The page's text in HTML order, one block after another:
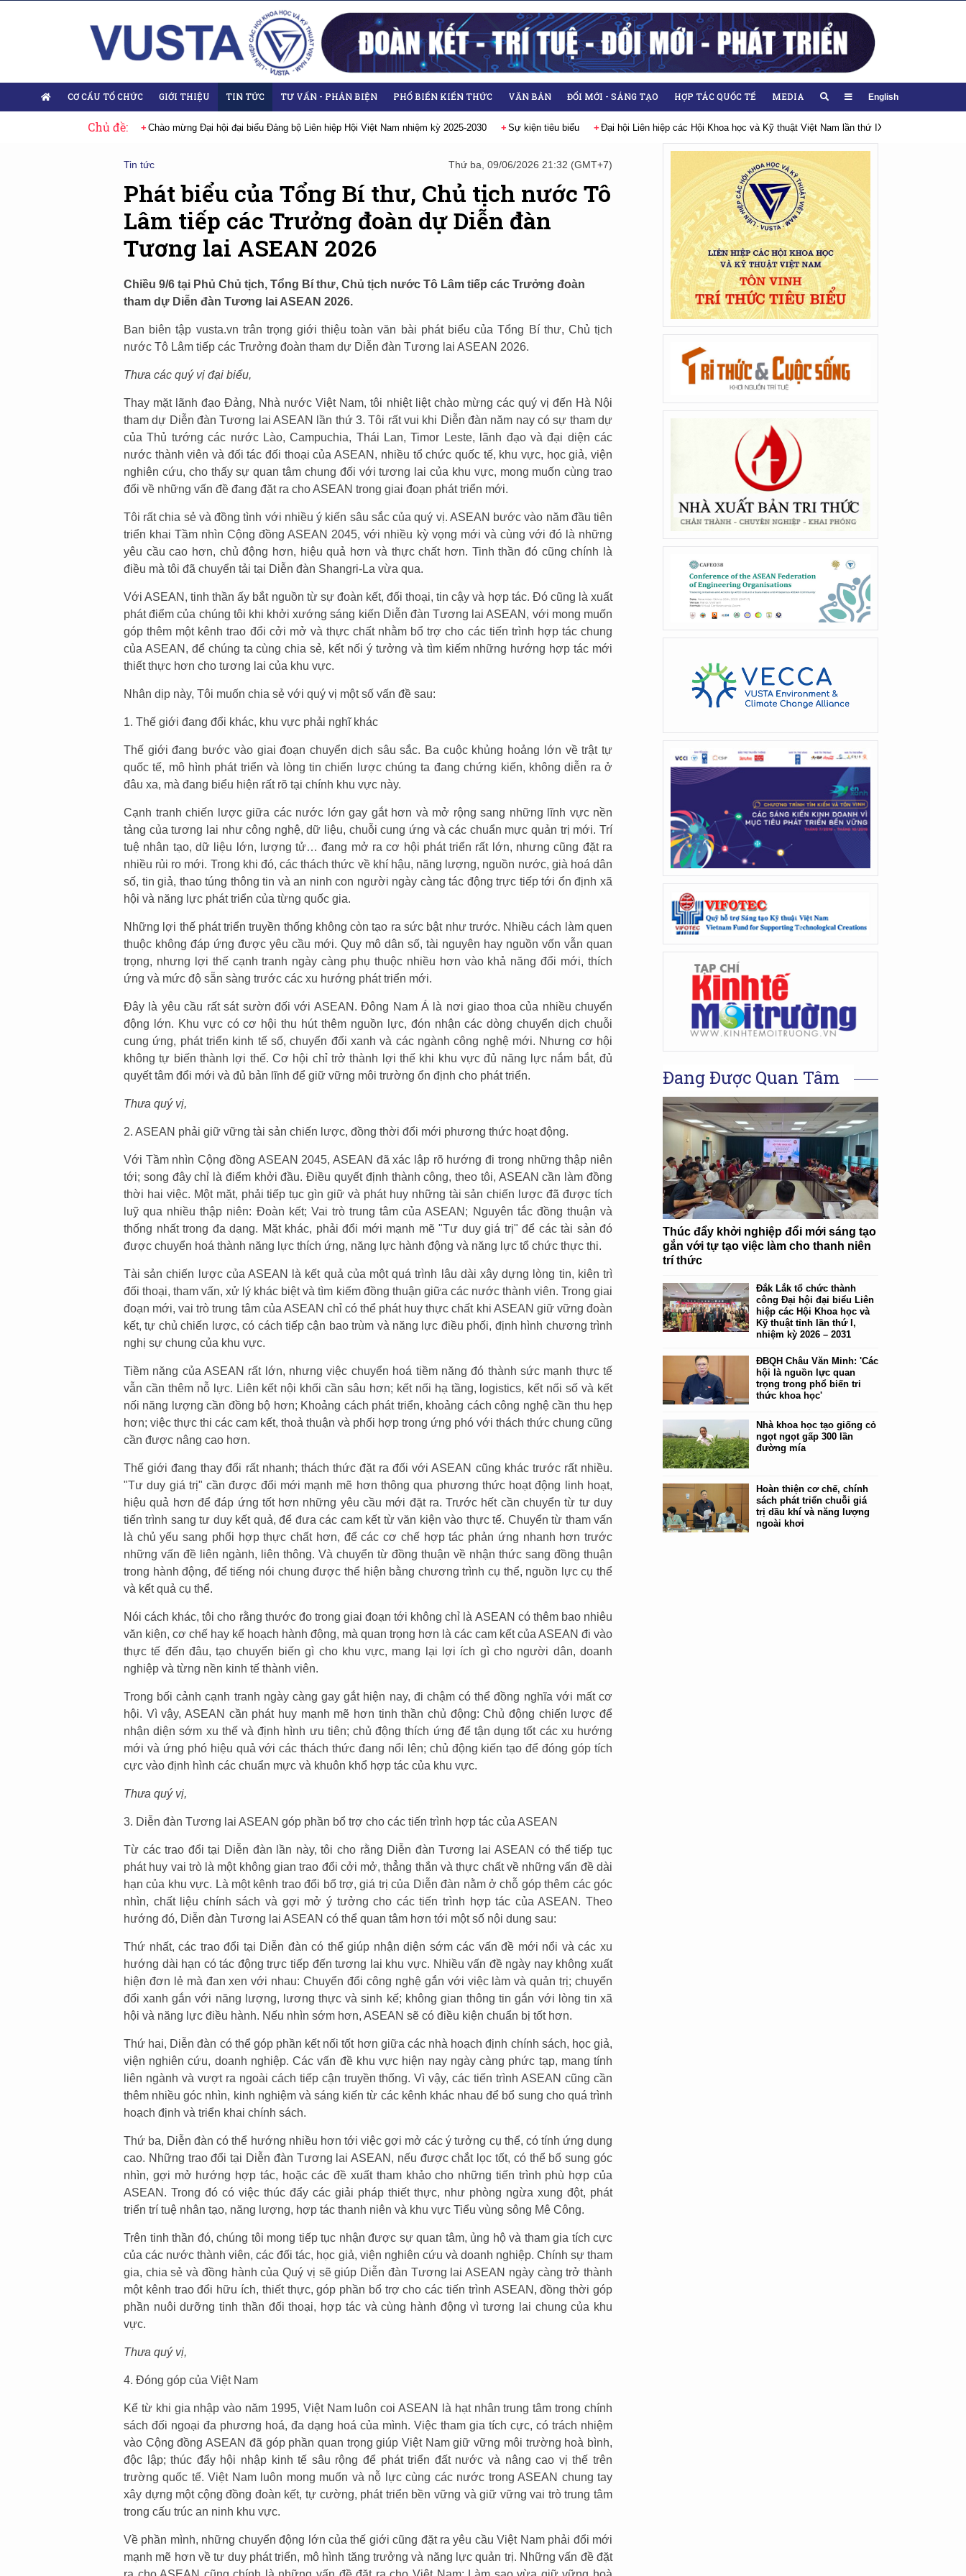
CƠ CẤU TỔ CHỨC GIỚI THIỆU TIN TỨC TƯ VẤN - PHẢN BIỆN PHỔ BIẾN KIẾN THỨC VĂN BẢN ĐỔI MỚI - SÁNG TẠO HỢP TÁC QUỐC TẾ MEDIA English
Chủ đề:
hội lần thứ XIV của Đảng Chào mừng Đại hội đại biểu Đảng bộ Liên hiệp Hội Việt Nam nhiệm kỳ 2025-2030 Sự kiện tiêu biểu Đại hội Liên hiệp các Hội Khoa học và Kỹ thuật Việt Nam lần thứ IX, nhiệm kỳ 2026-
Tin tức Thứ ba, 09/06/2026 21:32 (GMT+7)
Phát biểu của Tổng Bí thư, Chủ tịch nước Tô
Lâm tiếp các Trưởng đoàn dự Diễn đàn
Tương lai ASEAN 2026
Chiều 9/6 tại Phủ Chủ tịch, Tổng Bí thư, Chủ tịch nước Tô Lâm tiếp các Trưởng đoàn
tham dự Diễn đàn Tương lai ASEAN 2026.
Ban biên tập vusta.vn trân trọng giới thiệu toàn văn bài phát biểu của Tổng Bí thư, Chủ tịch
nước Tô Lâm tiếp các Trưởng đoàn tham dự Diễn đàn Tương lai ASEAN 2026.
Thưa các quý vị đại biểu,
Thay mặt lãnh đạo Đảng, Nhà nước Việt Nam, tôi nhiệt liệt chào mừng các quý vị đến Hà Nội
tham dự Diễn đàn Tương lai ASEAN lần thứ 3. Tôi rất vui khi Diễn đàn năm nay có sự tham dự
của Thủ tướng các nước Lào, Campuchia, Thái Lan, Timor Leste, lãnh đạo và đại diện các
nước thành viên và đối tác đối thoại của ASEAN, nhiều tổ chức quốc tế, khu vực, học giả, viện
nghiên cứu, cho thấy sự quan tâm chung đối với tương lai của khu vực, mong muốn cùng trao
đổi về những vấn đề đang đặt ra cho ASEAN trong giai đoạn phát triển mới.
Tôi rất chia sẻ và đồng tình với nhiều ý kiến sâu sắc của quý vị. ASEAN bước vào năm đầu tiên
triển khai Tầm nhìn Cộng đồng ASEAN 2045, với nhiều kỳ vọng mới và cùng với đó là những
yêu cầu cao hơn, chủ động hơn, hiệu quả hơn và thực chất hơn. Tinh thần đó cũng chính là
điều mà tôi đã chuyển tải tại Diễn đàn Shangri-La vừa qua.
Với ASEAN, tinh thần ấy bắt nguồn từ sự đoàn kết, đối thoại, tin cậy và hợp tác. Đó cũng là xuất
phát điểm của chúng tôi khi khởi xướng sáng kiến Diễn đàn Tương lai ASEAN, với mong muốn
góp thêm một kênh trao đổi cởi mở và thực chất nhằm bổ trợ cho các tiến trình hợp tác chung
của ASEAN, để chúng ta cùng chia sẻ, kết nối ý tưởng và tìm kiếm những hướng hợp tác mới
thiết thực hơn cho tương lai của khu vực.
Nhân dịp này, Tôi muốn chia sẻ với quý vị một số vấn đề sau:
1. Thế giới đang đổi khác, khu vực phải nghĩ khác
Thế giới đang bước vào giai đoạn chuyển dịch sâu sắc. Ba cuộc khủng hoảng lớn về trật tự
quốc tế, mô hình phát triển và lòng tin chiến lược chúng ta đang chứng kiến, không diễn ra ở
đâu xa, mà đang biểu hiện rất rõ tại chính khu vực này.
Cạnh tranh chiến lược giữa các nước lớn gay gắt hơn và mở rộng sang những lĩnh vực nền
tảng của tương lai như công nghệ, dữ liệu, chuỗi cung ứng và các chuẩn mực quản trị mới. Trí
tuệ nhân tạo, dữ liệu lớn, lượng tử… đang mở ra cơ hội phát triển rất lớn, nhưng cũng đặt ra
nhiều rủi ro mới. Trong khi đó, các thách thức về khí hậu, năng lượng, nguồn nước, già hoá dân
số, tin giả, thao túng thông tin và an ninh con người ngày càng tác động trực tiếp tới ổn định xã
hội và năng lực phát triển của từng quốc gia.
Những lợi thế phát triển truyền thống không còn tạo ra sức bật như trước. Nhiều cách làm quen
thuộc không đáp ứng được yêu cầu mới. Quy mô dân số, tài nguyên hay nguồn vốn vẫn quan
trọng, nhưng lợi thế cạnh tranh ngày càng phụ thuộc nhiều hơn vào khả năng đổi mới, thích
ứng và mức độ sẵn sàng trước các xu hướng phát triển mới.
Đây là yêu cầu rất sát sườn đối với ASEAN. Đông Nam Á là nơi giao thoa của nhiều chuyển
động lớn. Khu vực có cơ hội thu hút thêm nguồn lực, đón nhận các dòng chuyển dịch chuỗi
cung ứng, phát triển kinh tế số, chuyển đổi xanh và các ngành công nghệ mới. Nhưng cơ hội
không tự biến thành lợi thế. Cơ hội chỉ trở thành lợi thế khi khu vực đủ năng lực nắm bắt, đủ
quyết tâm đổi mới và đủ bản lĩnh để giữ vững môi trường ổn định cho phát triển.
Thưa quý vị,
2. ASEAN phải giữ vững tài sản chiến lược, đồng thời đổi mới phương thức hoạt động.
Với Tầm nhìn Cộng đồng ASEAN 2045, ASEAN đã xác lập rõ hướng đi trong những thập niên
tới; song đây chỉ là điểm khởi đầu. Điều quyết định thành công, theo tôi, ASEAN cần làm đồng
thời hai việc. Một mặt, phải tiếp tục gìn giữ và phát huy những tài sản chiến lược đã được tích
luỹ qua nhiều thập niên: Đoàn kết; Vai trò trung tâm của ASEAN; Nguyên tắc đồng thuận và
thống nhất trong đa dạng. Mặt khác, phải đổi mới mạnh mẽ "Tư duy giá trị" để các tài sản đó
được chuyển hoá thành năng lực thích ứng, năng lực hành động và năng lực tổ chức thực thi.
Tài sản chiến lược của ASEAN là kết quả của một quá trình lâu dài xây dựng lòng tin, kiên trì
đối thoại, tham vấn, xử lý khác biệt và tìm kiếm đồng thuận giữa các nước thành viên. Trong giai
đoạn mới, vai trò trung tâm của ASEAN chỉ có thể phát huy thực chất khi ASEAN giữ vững đoàn
kết, tự chủ chiến lược, có cách tiếp cận bao trùm và năng lực điều phối, định hình chương trình
nghị sự chung của khu vực.
Tiềm năng của ASEAN rất lớn, nhưng việc chuyển hoá tiềm năng đó thành sức mạnh thực tế
vẫn cần thêm nỗ lực. Liên kết nội khối cần sâu hơn; kết nối hạ tầng, logistics, kết nối số và kết
nối năng lượng cần đồng bộ hơn; Khoảng cách phát triển, khoảng cách công nghệ cần thu hẹp
hơn; việc thực thi các cam kết, thoả thuận và phối hợp trong ứng phó với thách thức chung cũng
cần được nâng cao hơn.
Thế giới đang thay đổi rất nhanh; thách thức đặt ra đối với ASEAN cũng khác trước rất nhiều.
"Tư duy giá trị" cần được đổi mới mạnh mẽ hơn thông qua phương thức hoạt động linh hoạt,
hiệu quả hơn để đáp ứng tốt hơn những yêu cầu mới đặt ra. Trước hết cần chuyển từ tư duy
tiến trình sang tư duy kết quả, để đưa các cam kết từ văn kiện vào thực tế. Chuyển từ tham vấn
là chủ yếu sang phối hợp thực chất hơn, để các cơ chế hợp tác phản ứng nhanh hơn trước
những vấn đề liên ngành, liên thông. Và chuyển từ đồng thuận về nhận thức sang đồng thuận
trong hành động, để tiếng nói chung được thể hiện bằng chương trình cụ thể, nguồn lực cụ thể
và kết quả cụ thể.
Nói cách khác, tôi cho rằng thước đo trong giai đoạn tới không chỉ là ASEAN có thêm bao nhiêu
văn kiện, cơ chế hay kế hoạch hành động, mà quan trọng hơn là các cam kết của ASEAN đi vào
thực tế đến đâu, tạo chuyển biến gì cho khu vực, mang lại lợi ích gì cho người dân, doanh
nghiệp và từng nền kinh tế thành viên.
Trong bối cảnh cạnh tranh ngày càng gay gắt hiện nay, đi chậm có thể đồng nghĩa với mất cơ
hội. Vì vậy, ASEAN cần phát huy mạnh mẽ hơn tinh thần chủ động: Chủ động chiến lược để
nhận diện sớm xu thế và định hình ưu tiên; chủ động thích ứng để tận dụng tốt các xu hướng
mới và ứng phó hiệu quả với các thách thức đang nổi lên; chủ động kiến tạo để đóng góp tích
cực vào định hình các chuẩn mực và khuôn khổ hợp tác của khu vực.
Thưa quý vị,
3. Diễn đàn Tương lai ASEAN góp phần bổ trợ cho các tiến trình hợp tác của ASEAN
Từ các trao đổi tại Diễn đàn lần này, tôi cho rằng Diễn đàn Tương lai ASEAN có thể tiếp tục
phát huy vai trò là một không gian trao đổi cởi mở, thẳng thắn và thực chất về những vấn đề dài
hạn của khu vực. Là một kênh trao đổi bổ trợ, giá trị của Diễn đàn nằm ở chỗ góp thêm các góc
nhìn, chất liệu chính sách và gợi mở ý tưởng cho các tiến trình hợp tác của ASEAN. Theo
hướng đó, Diễn đàn Tương lai ASEAN có thể quan tâm hơn tới một số nội dung sau:
Thứ nhất, các trao đổi tại Diễn đàn có thể giúp nhận diện sớm các vấn đề mới nổi và các xu
hướng dài hạn có tác động trực tiếp đến tương lai khu vực. Nhiều vấn đề ngày nay không xuất
hiện đơn lẻ mà đan xen với nhau: Chuyển đổi công nghệ gắn với việc làm và quản trị; chuyển
đổi xanh gắn với năng lượng, lương thực và sinh kế; không gian thông tin gắn với lòng tin xã
hội và năng lực điều hành. Nếu nhìn sớm hơn, ASEAN sẽ có điều kiện chuẩn bị tốt hơn.
Thứ hai, Diễn đàn có thể góp phần kết nối tốt hơn giữa các nhà hoạch định chính sách, học giả,
viện nghiên cứu, doanh nghiệp. Các vấn đề khu vực hiện nay ngày càng phức tạp, mang tính
liên ngành và vượt ra ngoài cách tiếp cận truyền thống. Vì vậy, các tiến trình ASEAN cũng cần
thêm nhiều góc nhìn, kinh nghiệm và sáng kiến từ các kênh khác nhau để bổ sung cho quá trình
hoạch định và triển khai chính sách.
Thứ ba, Diễn đàn có thể hướng nhiều hơn tới việc gợi mở các ý tưởng cụ thể, có tính ứng dụng
cao. Những trao đổi tại Diễn đàn Tương lai ASEAN, nếu được chắt lọc tốt, có thể bổ sung góc
nhìn, gợi mở hướng hợp tác, hoặc các đề xuất tham khảo cho những tiến trình phù hợp của
ASEAN. Trong đó có việc thúc đẩy các giải pháp thiết thực, như phòng ngừa xung đột, phát
triển trí tuệ nhân tạo, năng lượng, hợp tác thanh niên và khu vực Tiểu vùng sông Mê Công.
Trên tinh thần đó, chúng tôi mong tiếp tục nhận được sự quan tâm, ủng hộ và tham gia tích cực
của các nước thành viên, các đối tác, học giả, viện nghiên cứu và doanh nghiệp. Chính sự tham
gia, chia sẻ và đồng hành của Quý vị sẽ giúp Diễn đàn Tương lai ASEAN ngày càng trở thành
một kênh trao đổi hữu ích, thiết thực, góp phần bổ trợ cho các tiến trình ASEAN, đồng thời góp
phần nuôi dưỡng tinh thần đối thoại, hợp tác và cùng hành động vì tương lai chung của khu
vực.
Thưa quý vị,
4. Đóng góp của Việt Nam
Kể từ khi gia nhập vào năm 1995, Việt Nam luôn coi ASEAN là hạt nhân trung tâm trong chính
sách đối ngoại đa phương hoá, đa dạng hoá của mình. Việc tham gia tích cực, có trách nhiệm
vào Cộng đồng ASEAN đã góp phần quan trọng giúp Việt Nam giữ vững môi trường hoà bình,
độc lập; thúc đẩy hội nhập kinh tế sâu rộng để phát triển đất nước và nâng cao vị thế trên
trường quốc tế. Việt Nam luôn mong muốn và nỗ lực cùng các nước trong ASEAN chung tay
xây dựng một cộng đồng đoàn kết, tự cường, phát triển bền vững và giữ vững vai trò trung tâm
trong cấu trúc an ninh khu vực.
Về phần mình, những chuyển động lớn của thế giới cũng đặt ra yêu cầu Việt Nam phải đổi mới
mạnh mẽ hơn về tư duy phát triển, mô hình tăng trưởng và năng lực quản trị. Những vấn đề đặt
Đang Được Quan Tâm
Thúc đẩy khởi nghiệp đổi mới sáng tạo
gắn với tự tạo việc làm cho thanh niên
trí thức
Đắk Lắk tổ chức thành
công Đại hội đại biểu Liên
hiệp các Hội Khoa học và
Kỹ thuật tỉnh lần thứ I,
nhiệm kỳ 2026 – 2031
ĐBQH Châu Văn Minh: 'Các
hội là nguồn lực quan
trọng trong phổ biến tri
thức khoa học'
Nhà khoa học tạo giống cỏ
ngọt ngọt gấp 300 lần
đường mía
Hoàn thiện cơ chế, chính
sách phát triển chuỗi giá
trị dầu khí và năng lượng
ngoài khơi